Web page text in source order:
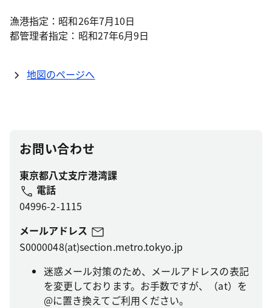
漁港指定：昭和26年7月10日
都管理者指定：昭和27年6月9日
地図のページへ
お問い合わせ
東京都八丈支庁港湾課
電話
04996-2-1115
メールアドレス
S0000048(at)section.metro.tokyo.jp
迷惑メール対策のため、メールアドレスの表記
を変更しております。お手数ですが、（at）を
@に置き換えてご利用ください。